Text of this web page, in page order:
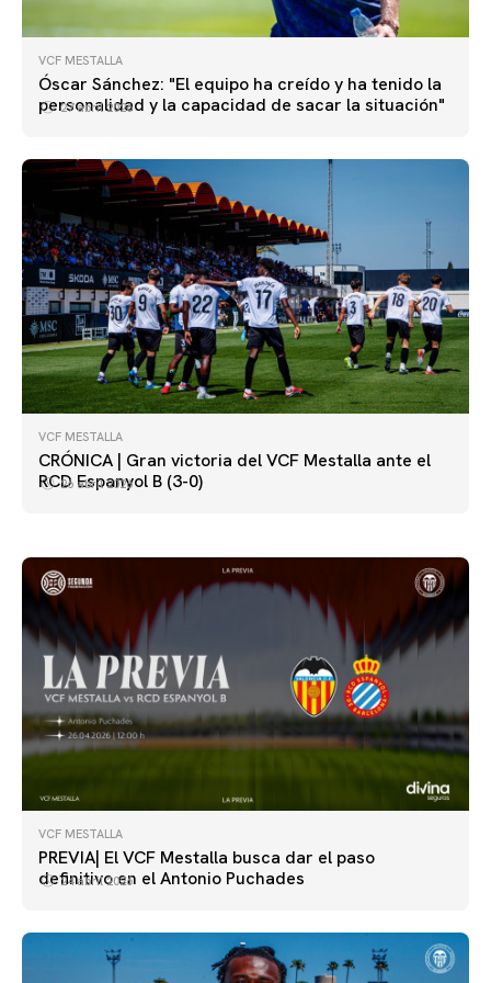
VCF MESTALLA
Óscar Sánchez: "El equipo ha creído y ha tenido la
personalidad y la capacidad de sacar la situación"
27 abril 2026
VCF MESTALLA
CRÓNICA | Gran victoria del VCF Mestalla ante el
RCD Espanyol B (3-0)
26 abril 2026
VCF MESTALLA
VCF Mestalla - RCD Espanyol B
VCF MESTALLA
PREVIA| El VCF Mestalla busca dar el paso
definitivo en el Antonio Puchades
24 abril 2026